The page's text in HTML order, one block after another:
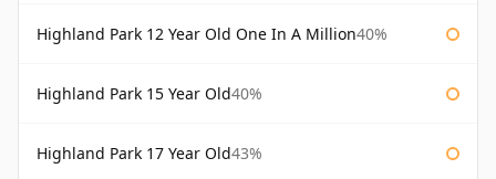
Highland Park 12 Year Old One In A Million40%
Highland Park 15 Year Old40%
Highland Park 17 Year Old43%